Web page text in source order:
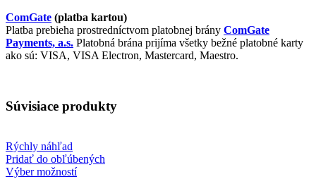
ComGate (platba kartou)
Platba prebieha prostredníctvom platobnej brány ComGate
Payments, a.s. Platobná brána prijíma všetky bežné platobné karty
ako sú: VISA, VISA Electron, Mastercard, Maestro.
Súvisiace produkty
Rýchly náhľad
Pridať do obľúbených
Výber možností